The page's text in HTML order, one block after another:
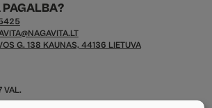
PAGALBA?
G. 138 KAUNAS, 44136 LIETUVA
VAL.